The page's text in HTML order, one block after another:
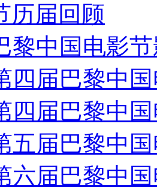
历届回顾
黎中国电影
四届巴黎中
四届巴黎中
五届巴黎中
六届巴黎中